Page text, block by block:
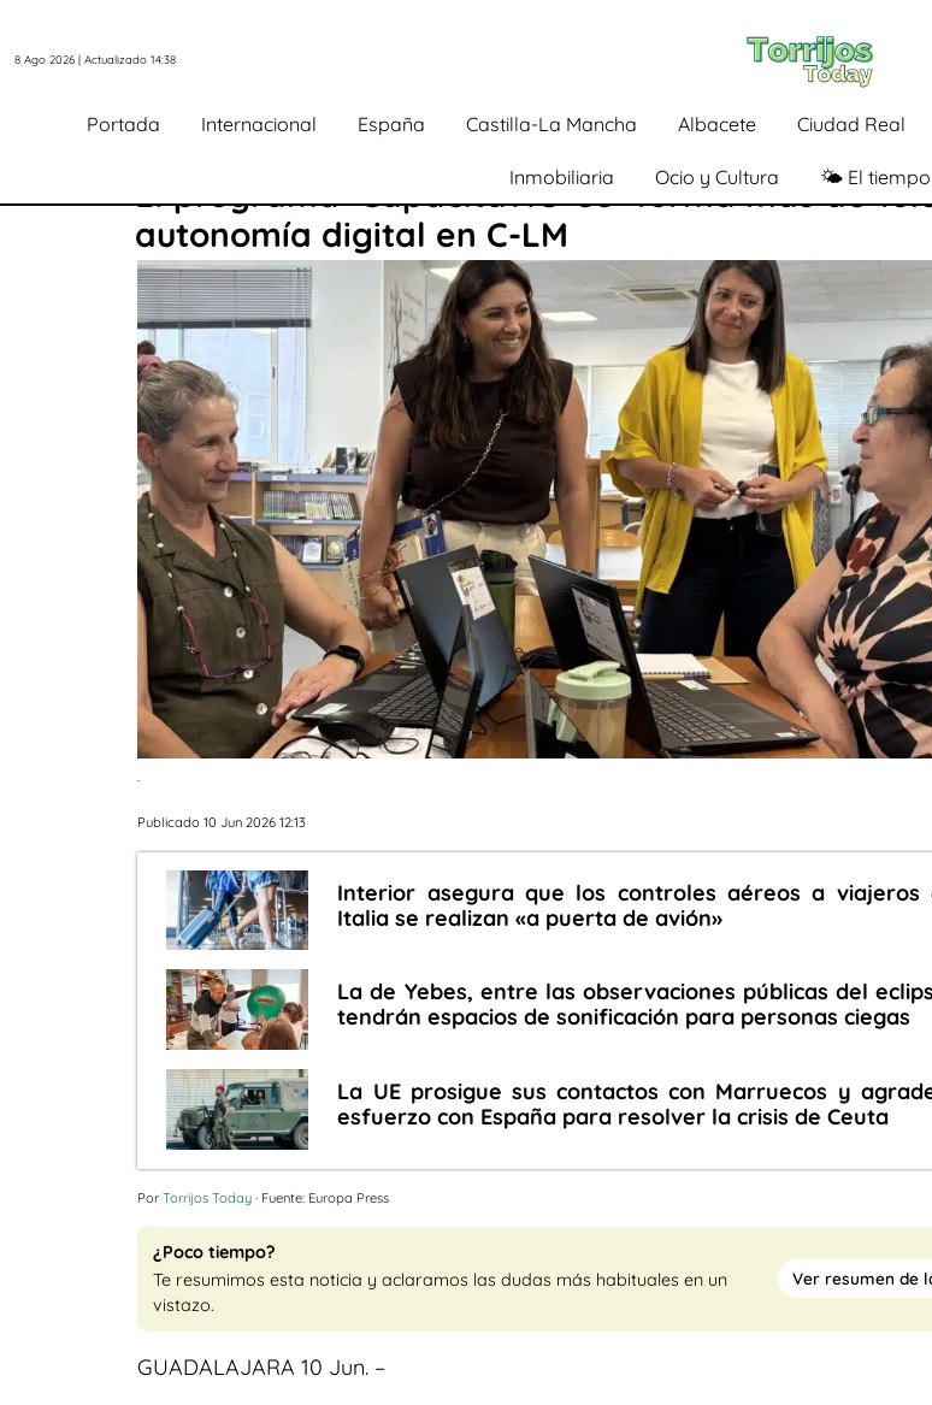
8 Ago 2026 | Actualizado 14:38
Portada Internacional España Castilla-La Mancha Albacete Ciudad Real
Inmobiliaria Ocio y Cultura 🌤️ El tiempo
El programa ‘CapacitaTIC+55’ forma más de
autonomía digital en C-LM
.
Publicado 10 Jun 2026 12:13
Interior asegura que los controles aéreos a viajeros
Italia se realizan «a puerta de avión»
La de Yebes, entre las observaciones públicas del
tendrán espacios de sonificación para personas ciegas
La UE prosigue sus contactos con Marruecos y
esfuerzo con España para resolver la crisis de Ceuta
Por Torrijos Today · Fuente: Europa Press
¿Poco tiempo?
Te resumimos esta noticia y aclaramos las dudas más habituales en un
vistazo.
Ver resumen de
GUADALAJARA 10 Jun. –